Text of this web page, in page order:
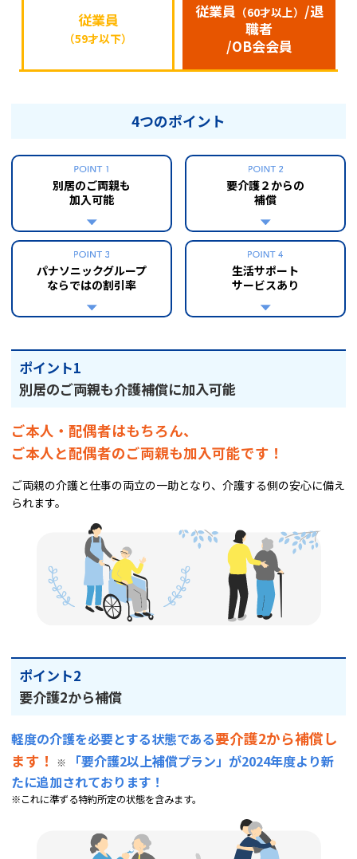
従業員
（59才以下）
従業員 （60才以上） /退
職者
/OB会会員
4つのポイント
別居のご両親も
加入可能
要介護２からの
補償
パナソニックグループ
ならではの割引率
生活サポート
サービスあり
ポイント1
別居のご両親も介護補償に加入可能
ご本人・配偶者はもちろん、
ご本人と配偶者のご両親も加入可能です！
ご両親の介護と仕事の両立の一助となり、介護する側の安心に備え
られます。
ポイント2
要介護2から補償
軽度の介護を必要とする状態である要介護2から補償し
ます！
※
「要介護2以上補償プラン」が2024年度より新
たに追加されております！
※これに準ずる特約所定の状態を含みます。